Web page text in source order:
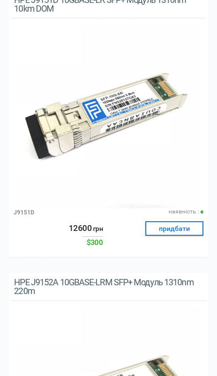
10km DOM
наявнiсть : є
J9151D
12600 грн
$300
придбати
HPE J9152A 10GBASE-LRM SFP+ Модуль 1310nm
220m